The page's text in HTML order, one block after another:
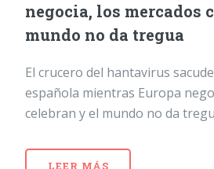
negocia, los mercados
mundo no da tregua
El crucero del hantavirus
española mientras Europa
celebran y el mundo no da
LEER MÁS